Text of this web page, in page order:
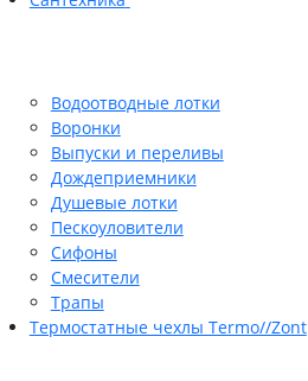
Водоотводные лотки
Воронки
Выпуски и переливы
Дождеприемники
Душевые лотки
Пескоуловители
Сифоны
Смесители
Трапы
Термостатные чехлы Termo//Zont